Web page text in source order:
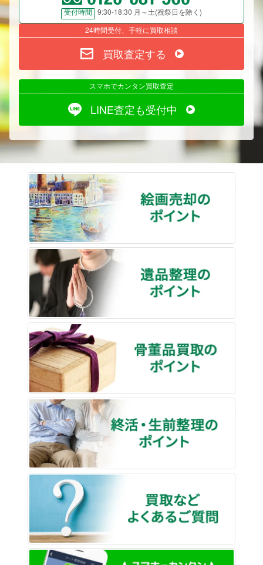
受付時間
9:30-18:30 月～土(祝祭日を除く)
24時間受付、手軽に買取相談
買取査定する
スマホでカンタン買取査定
LINE査定も受付中